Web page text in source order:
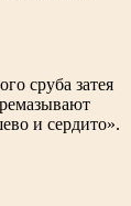
сруба затея
и сердито».